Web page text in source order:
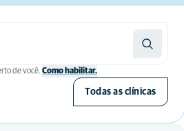
de você. Como habilitar.
Todas as clínicas